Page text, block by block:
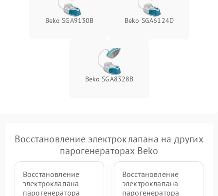
Beko SGA9130B Beko SGA6124D
Beko SGA8328B
Восстановление электроклапана на других
парогенераторах Beko
Восстановление
электроклапана
парогенератора
Восстановление
электроклапана
парогенератора